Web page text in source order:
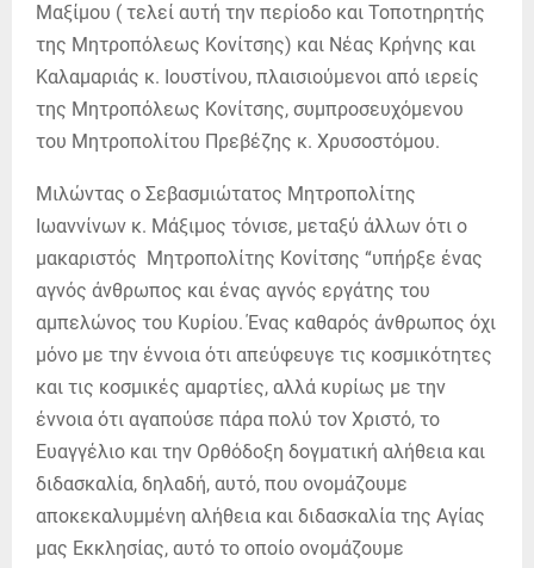
Μαξίμου ( τελεί αυτή την περίοδο και Τοποτηρητής
της Μητροπόλεως Κονίτσης) και Νέας Κρήνης και
Καλαμαριάς κ. Ιουστίνου, πλαισιούμενοι από ιερείς
της Μητροπόλεως Κονίτσης, συμπροσευχόμενου
του Μητροπολίτου Πρεβέζης κ. Χρυσοστόμου.
Μιλώντας ο Σεβασμιώτατος Μητροπολίτης
Ιωαννίνων κ. Μάξιμος τόνισε, μεταξύ άλλων ότι ο
μακαριστός Μητροπολίτης Κονίτσης “υπήρξε ένας
αγνός άνθρωπος και ένας αγνός εργάτης του
αμπελώνος του Κυρίου. Ένας καθαρός άνθρωπος όχι
μόνο με την έννοια ότι απεύφευγε τις κοσμικότητες
και τις κοσμικές αμαρτίες, αλλά κυρίως με την
έννοια ότι αγαπούσε πάρα πολύ τον Χριστό, το
Ευαγγέλιο και την Ορθόδοξη δογματική αλήθεια και
διδασκαλία, δηλαδή, αυτό, που ονομάζουμε
αποκεκαλυμμένη αλήθεια και διδασκαλία της Αγίας
μας Εκκλησίας, αυτό το οποίο ονομάζουμε